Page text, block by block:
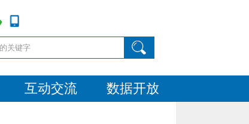
互动交流 数据开放